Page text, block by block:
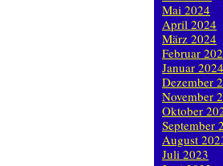
Mai 2024
April 2024
März 2024
Februar
Januar 2024
Dezember
November
Oktober
September
August
Juli 2023